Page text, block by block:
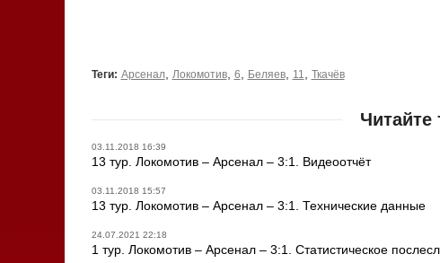
Теги: Арсенал, Локомотив, 6, Беляев, 11, Ткачёв
Читайте
03.11.2018 16:39
13 тур. Локомотив – Арсенал – 3:1. Видеоотчёт
03.11.2018 15:57
13 тур. Локомотив – Арсенал – 3:1. Технические данные
24.07.2021 22:18
1 тур. Локомотив – Арсенал – 3:1. Статистическое